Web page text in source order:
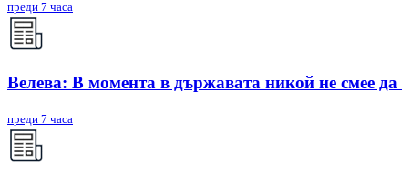
преди 7 часа
Велева: В момента в държавата никой не смее
преди 7 часа